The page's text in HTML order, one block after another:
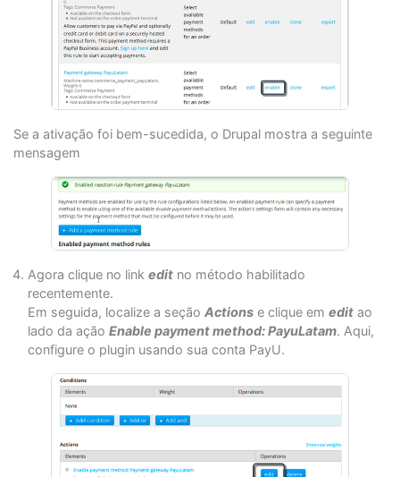
Se a ativação foi bem-sucedida, o Drupal mostra a seguinte
mensagem
Agora clique no link edit no método habilitado
recentemente.
Em seguida, localize a seção Actions e clique em edit ao
lado da ação Enable payment method: PayuLatam. Aqui,
configure o plugin usando sua conta PayU.